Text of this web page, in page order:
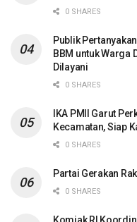
0 SHARES
Publik
BBM untuk Warga
Dilayani
0 SHARES
IKA PMII Garut
Kecamatan, Siap
0 SHARES
Partai Gerakan
0 SHARES